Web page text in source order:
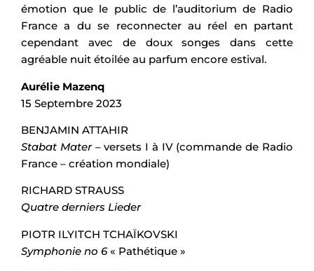
émotion que le public de l’auditorium de Radio
France a du se reconnecter au réel en partant
cependant avec de doux songes dans cette
agréable nuit étoilée au parfum encore estival.
Aurélie Mazenq
15 Septembre 2023
BENJAMIN ATTAHIR
Stabat Mater– versets I à IV (commande de Radio
France – création mondiale)
RICHARD STRAUSS
Quatre derniers Lieder
PIOTR ILYITCH TCHAÏKOVSKI
Symphonie no 6« Pathétique »